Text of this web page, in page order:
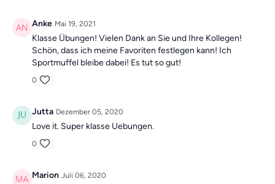
Anke Mai 19, 2021
Klasse Übungen! Vielen Dank an Sie und Ihre Kollegen!
Schön, dass ich meine Favoriten festlegen kann! Ich
Sportmuffel bleibe dabei! Es tut so gut!
0
Jutta Dezember 05, 2020
Love it. Super klasse Uebungen.
0
Marion Juli 06, 2020